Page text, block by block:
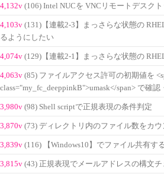
4,132v (106) Intel NUCを VNCリモートデスクト
4,103v (131)【連載2-3】まっさらな状態の
るようにしたい
4,074v (129)【連載2-1】まっさらな状態の
4,063v (85) ファイルアクセス許可の初期値を
class="my_fc_deeppinkB">umask</span> で確認
3,980v (98) Shell scriptで正規表現の条件判定
3,870v (73) ディレクトリ内のファイル数をカウ
3,839v (116) 【Windows10】でファイル共有する
3,815v (43) 正規表現でメールアドレスの構文チ